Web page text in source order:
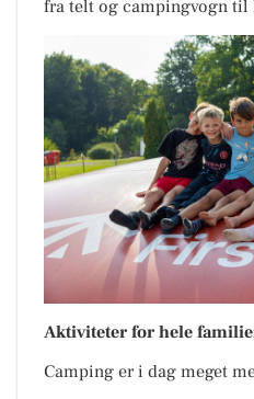
fra telt og campingvogn til
Aktiviteter for hele
Camping er i dag meget